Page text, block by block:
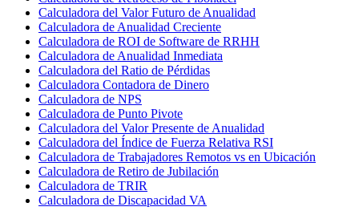
Calculadora del Valor Futuro de Anualidad
Calculadora de Anualidad Creciente
Calculadora de ROI de Software de RRHH
Calculadora de Anualidad Inmediata
Calculadora del Ratio de Pérdidas
Calculadora Contadora de Dinero
Calculadora de NPS
Calculadora de Punto Pivote
Calculadora del Valor Presente de Anualidad
Calculadora del Índice de Fuerza Relativa RSI
Calculadora de Trabajadores Remotos vs en Ubicación
Calculadora de Retiro de Jubilación
Calculadora de TRIR
Calculadora de Discapacidad VA